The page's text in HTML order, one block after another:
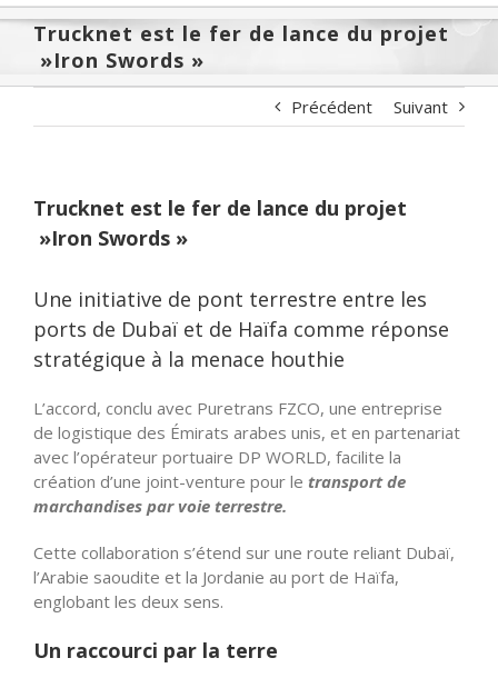
Trucknet est le fer de lance du projet
»Iron Swords »
Précédent Suivant
Trucknet est le fer de lance du projet
»Iron Swords »
Une initiative de pont terrestre entre les
ports de Dubaï et de Haïfa comme réponse
stratégique à la menace houthie
L’accord, conclu avec Puretrans FZCO, une entreprise
de logistique des Émirats arabes unis, et en partenariat
avec l’opérateur portuaire DP WORLD, facilite la
création d’une joint-venture pour le transport de
marchandises par voie terrestre.
Cette collaboration s’étend sur une route reliant Dubaï,
l’Arabie saoudite et la Jordanie au port de Haïfa,
englobant les deux sens.
Un raccourci par la terre